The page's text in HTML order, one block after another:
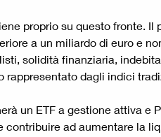
proprio su questo fronte.
a un miliardo di euro e
solidità finanziaria,
rappresentato dagli indici
un ETF a gestione attiva e
contribuire ad aumentare la